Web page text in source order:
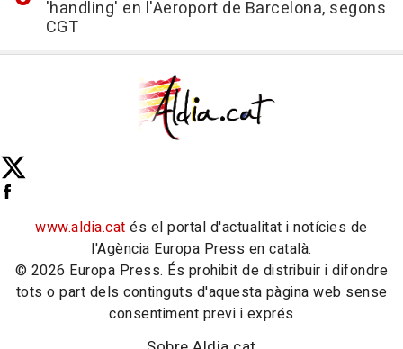
'handling' en l'Aeroport de Barcelona, segons
CGT
www.aldia.cat és el portal d'actualitat i notícies de
l'Agència Europa Press en català.
© 2026 Europa Press. És prohibit de distribuir i difondre
tots o part dels continguts d'aquesta pàgina web sense
consentiment previ i exprés